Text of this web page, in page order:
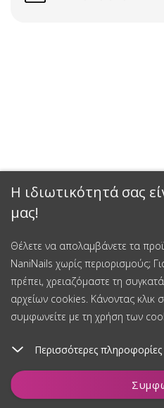
Η ιδιωτικότητά σας
μας!
Θέλετε να απολαμβάνετε τα
NaniNails χωρίς περιορισμούς;
πρέπει, χρειαζόμαστε τη
αρχείων cookies. Κάνοντας
συμφωνείτε με τη χρήση των
Περισσότερες πληροφορίες
Προσθήκη στο
Εγγραφείτε στο newsletter μας
πρώτη
Εγγραφείτε και
Συγκατάθεση για την